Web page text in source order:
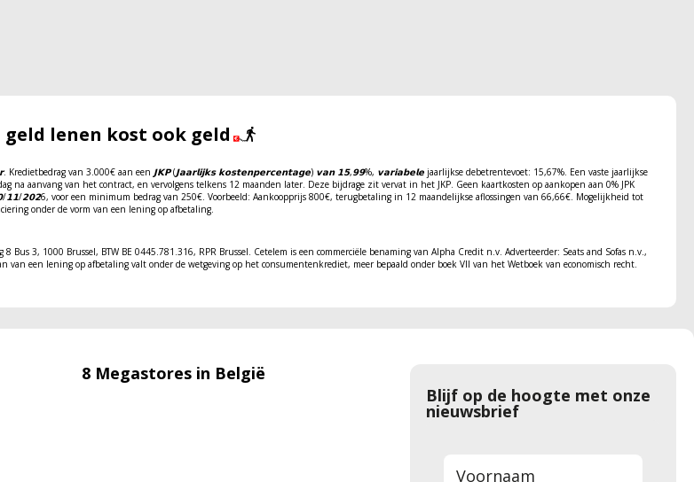
geld lenen kost ook geld
van 3.000€ aan een 𝗝𝗞𝗣 (𝗝𝗮𝗮𝗿𝗹𝗶𝗷𝗸𝘀 𝗸𝗼𝘀𝘁𝗲𝗻𝗽𝗲𝗿𝗰𝗲𝗻𝘁𝗮𝗴𝗲) 𝘃𝗮𝗻 𝟭𝟱,𝟵𝟵%, 𝘃𝗮𝗿𝗶𝗮𝗯𝗲𝗹𝗲 jaarlijkse debetrentevoet: 15,67%. Een vaste jaarlijkse
na aanvang van het contract, en vervolgens telkens 12 maanden later. Deze bijdrage zit vervat in het JKP. Geen kaartkosten op aankopen aan 0% JPK
𝟮𝟬𝟮6, voor een minimum bedrag van 250€. Voorbeeld: Aankoopprijs 800€, terugbetaling in 12 maandelijkse aflossingen van 66,66€. Mogelijkheid tot
onder de vorm van een lening op afbetaling.
3, 1000 Brussel, BTW BE 0445.781.316, RPR Brussel. Cetelem is een commerciële benaming van Alpha Credit n.v. Adverteerder: Seats and Sofas n.v.,
een lening op afbetaling valt onder de wetgeving op het consumentenkrediet, meer bepaald onder boek VII van het Wetboek van economisch recht.
8 Megastores in België
Blijf op de hoogte met onze
nieuwsbrief